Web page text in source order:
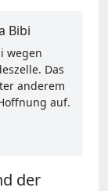
Bibi
wegen
Das
anderem
auf.
der